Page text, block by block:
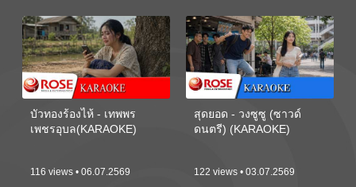
บัวทองร้องไห้ - เทพพร
เพชรอุบล(KARAOKE)
116 views • 06.07.2569
สุดยอด - วงซูซู (ซาวด์
ดนตรี) (KARAOKE)
122 views • 03.07.2569